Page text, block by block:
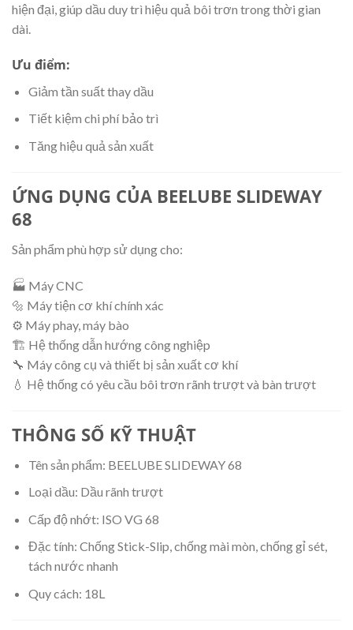
hiện đại, giúp dầu duy trì hiệu quả bôi trơn trong thời gian
dài.
Ưu điểm:
Giảm tần suất thay dầu
Tiết kiệm chi phí bảo trì
Tăng hiệu quả sản xuất
ỨNG DỤNG CỦA BEELUBE SLIDEWAY
68
Sản phẩm phù hợp sử dụng cho:
🏭 Máy CNC
🔩 Máy tiện cơ khí chính xác
⚙️ Máy phay, máy bào
🏗️ Hệ thống dẫn hướng công nghiệp
🔧 Máy công cụ và thiết bị sản xuất cơ khí
💧 Hệ thống có yêu cầu bôi trơn rãnh trượt và bàn trượt
THÔNG SỐ KỸ THUẬT
Tên sản phẩm: BEELUBE SLIDEWAY 68
Loại dầu: Dầu rãnh trượt
Cấp độ nhớt: ISO VG 68
Đặc tính: Chống Stick-Slip, chống mài mòn, chống gỉ sét,
tách nước nhanh
Quy cách: 18L